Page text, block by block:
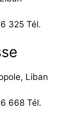
325 Tél.
Liban
668 Tél.